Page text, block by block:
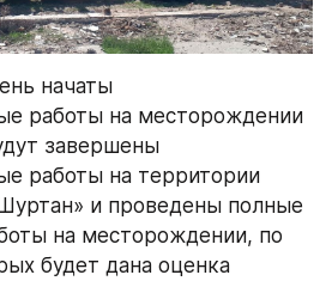
начаты
работы на месторождении
завершены
работы на территории
и проведены полные
на месторождении, по
будет дана оценка